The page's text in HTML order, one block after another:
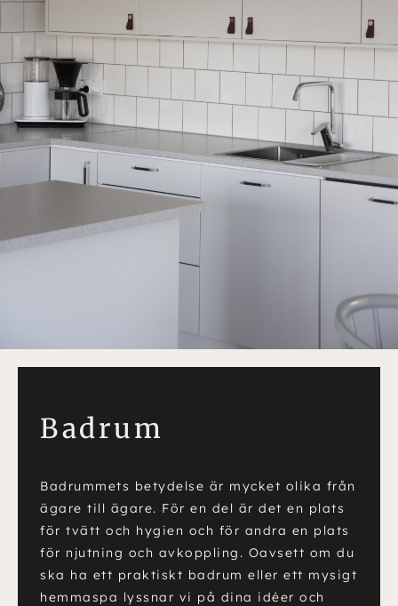
Badrum
Badrummets betydelse är mycket olika från
ägare till ägare. För en del är det en plats
för tvätt och hygien och för andra en plats
för njutning och avkoppling. Oavsett om du
ska ha ett praktiskt badrum eller ett mysigt
hemmaspa lyssnar vi på dina idéer och